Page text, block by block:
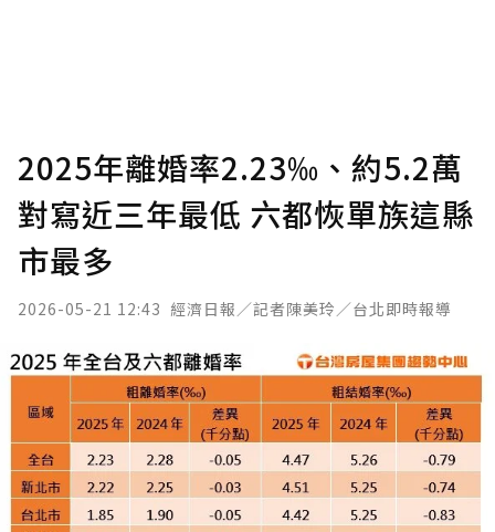
2025年離婚率2.23‰、約5.2萬
對寫近三年最低 六都恢單族這縣
市最多
2026-05-21 12:43 經濟日報／記者陳美玲／台北即時報導